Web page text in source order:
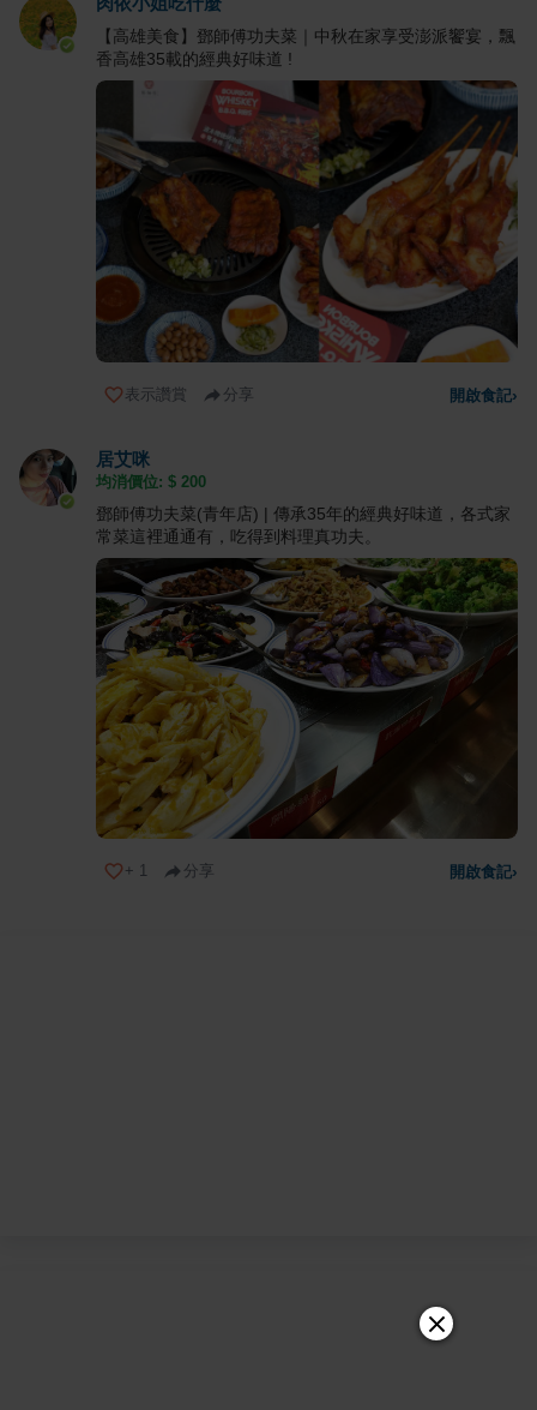
【高雄美食】鄧師傅功夫菜｜中秋在家享受澎派饗宴，飄
香高雄35載的經典好味道 !
表示讚賞 分享 開啟食記›
居艾咪
均消價位: $ 200
鄧師傅功夫菜(青年店) | 傳承35年的經典好味道，各式家
常菜這裡通通有，吃得到料理真功夫。
+ 1 分享 開啟食記›